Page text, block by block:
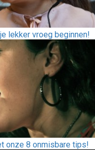
lekker vroeg beginnen!
onze 8 onmisbare tips!